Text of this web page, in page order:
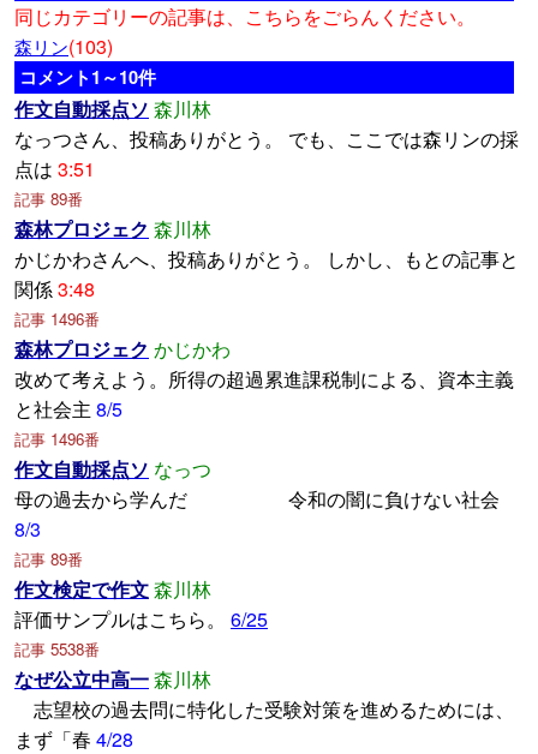
同じカテゴリーの記事は、こちらをごらんください。
森リン(103)
コメント1～10件
作文自動採点ソ 森川林
なっつさん、投稿ありがとう。 でも、ここでは森リンの採
点は 3:51
記事 89番
森林プロジェク 森川林
かじかわさんへ、投稿ありがとう。 しかし、もとの記事と
関係3:48
記事 1496番
森林プロジェク かじかわ
改めて考えよう。所得の超過累進課税制による、資本主義
と社会主 8/5
記事 1496番
作文自動採点ソ なっつ
母の過去から学んだ 令和の闇に負けない社会
8/3
記事 89番
作文検定で作文森川林
評価サンプルはこちら。 6/25
記事 5538番
なぜ公立中高一森川林
志望校の過去問に特化した受験対策を進めるためには、
まず「春 4/28